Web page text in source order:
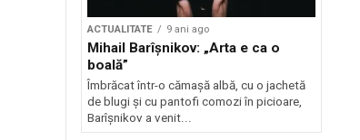
ACTUALITATE 9 ani ago
Mihail Barîșnikov: „Arta e ca o
boală”
Îmbrăcat într-o cămașă albă, cu o jachetă
de blugi și cu pantofi comozi în picioare,
Barîșnikov a venit...